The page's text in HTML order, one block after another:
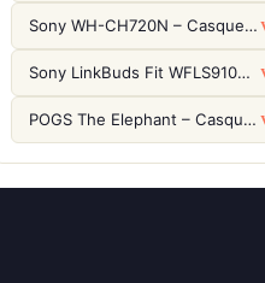
Sony WH-CH720N – Casque ANC 35h, Ultra-léger (192g) avec Processeur V1
Sony LinkBuds Fit WFLS910NW Blanc – Écouteurs Sport Ailes ANC
POGS The Elephant – Casque Filaire Enfants 85dB POGS-Safe™ (Éco-Responsable)